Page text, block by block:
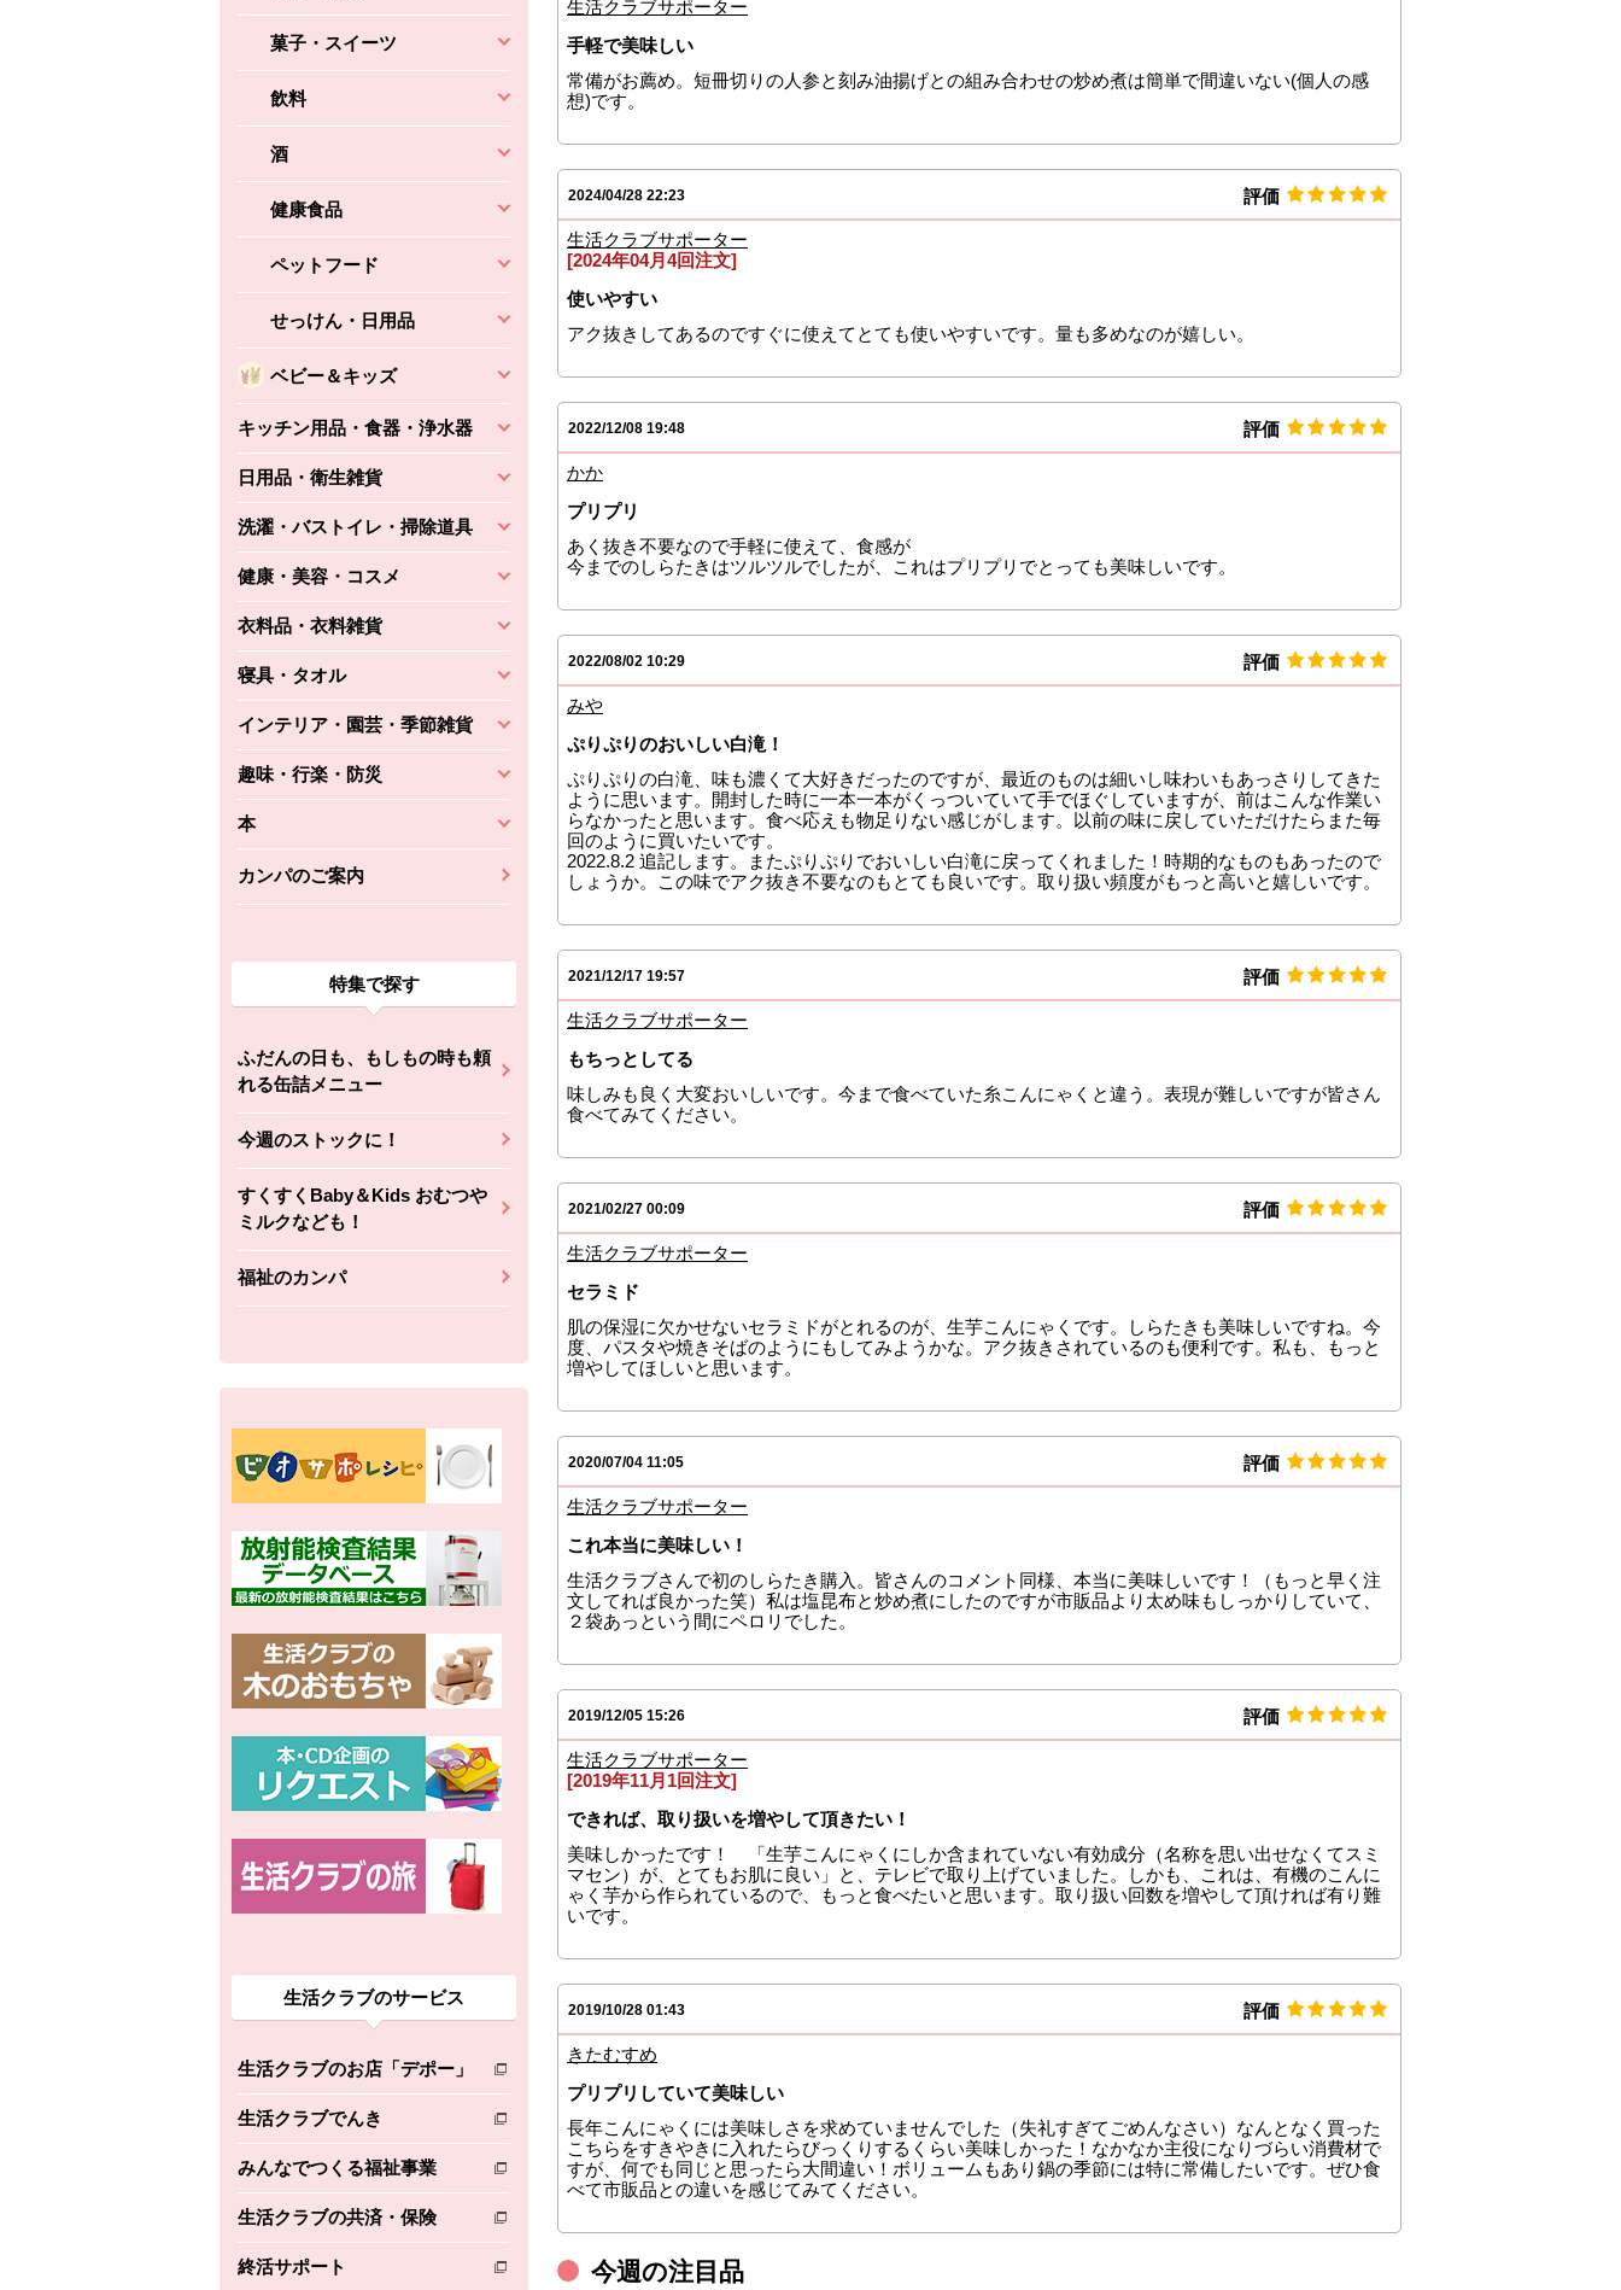
菓子・スイーツ
飲料
酒
健康食品
ペットフード
せっけん・日用品
ベビー＆キッズ
キッチン用品・食器・浄水器
日用品・衛生雑貨
洗濯・バストイレ・掃除道具
健康・美容・コスメ
衣料品・衣料雑貨
寝具・タオル
インテリア・園芸・季節雑貨
趣味・行楽・防災
本
カンパのご案内
特集で探す
ふだんの日も、もしもの時も頼
れる缶詰メニュー
今週のストックに！
すくすくBaby＆Kids おむつや
ミルクなども！
福祉のカンパ
別のウィンドウで開きます。
生活クラブのサービス
生活クラブのお店「デポー」
別のウィンドウで開きます。
生活クラブでんき
別のウィンドウで開きます。
みんなでつくる福祉事業
別のウィンドウで開きます。
生活クラブの共済・保険
別のウィンドウで開きます。
終活サポート
別のウィンドウで開きます。
生活クラブサポーター
手軽で美味しい
常備がお薦め。短冊切りの人参と刻み油揚げとの組み合わせの炒め煮は簡単で間違いない(個人の感
想)です。
2024/04/28 22:23 評価
生活クラブサポーター
[2024年04月4回注文]
使いやすい
アク抜きしてあるのですぐに使えてとても使いやすいです。量も多めなのが嬉しい。
2022/12/08 19:48 評価
かか
プリプリ
あく抜き不要なので手軽に使えて、食感が
今までのしらたきはツルツルでしたが、これはプリプリでとっても美味しいです。
2022/08/02 10:29 評価
みや
ぷりぷりのおいしい白滝！
ぷりぷりの白滝、味も濃くて大好きだったのですが、最近のものは細いし味わいもあっさりしてきた
ように思います。開封した時に一本一本がくっついていて手でほぐしていますが、前はこんな作業い
らなかったと思います。食べ応えも物足りない感じがします。以前の味に戻していただけたらまた毎
回のように買いたいです。
2022.8.2 追記します。またぷりぷりでおいしい白滝に戻ってくれました！時期的なものもあったので
しょうか。この味でアク抜き不要なのもとても良いです。取り扱い頻度がもっと高いと嬉しいです。
2021/12/17 19:57 評価
生活クラブサポーター
もちっとしてる
味しみも良く大変おいしいです。今まで食べていた糸こんにゃくと違う。表現が難しいですが皆さん
食べてみてください。
2021/02/27 00:09 評価
生活クラブサポーター
セラミド
肌の保湿に欠かせないセラミドがとれるのが、生芋こんにゃくです。しらたきも美味しいですね。今
度、パスタや焼きそばのようにもしてみようかな。アク抜きされているのも便利です。私も、もっと
増やしてほしいと思います。
2020/07/04 11:05 評価
生活クラブサポーター
これ本当に美味しい！
生活クラブさんで初のしらたき購入。皆さんのコメント同様、本当に美味しいです！（もっと早く注
文してれば良かった笑）私は塩昆布と炒め煮にしたのですが市販品より太め味もしっかりしていて、
２袋あっという間にペロリでした。
2019/12/05 15:26 評価
生活クラブサポーター
[2019年11月1回注文]
できれば、取り扱いを増やして頂きたい！
美味しかったです！ 「生芋こんにゃくにしか含まれていない有効成分（名称を思い出せなくてスミ
マセン）が、とてもお肌に良い」と、テレビで取り上げていました。しかも、これは、有機のこんに
ゃく芋から作られているので、もっと食べたいと思います。取り扱い回数を増やして頂ければ有り難
いです。
2019/10/28 01:43 評価
きたむすめ
プリプリしていて美味しい
長年こんにゃくには美味しさを求めていませんでした（失礼すぎてごめんなさい）なんとなく買った
こちらをすきやきに入れたらびっくりするくらい美味しかった！なかなか主役になりづらい消費材で
すが、何でも同じと思ったら大間違い！ボリュームもあり鍋の季節には特に常備したいです。ぜひ食
べて市販品との違いを感じてみてください。
今週の注目品